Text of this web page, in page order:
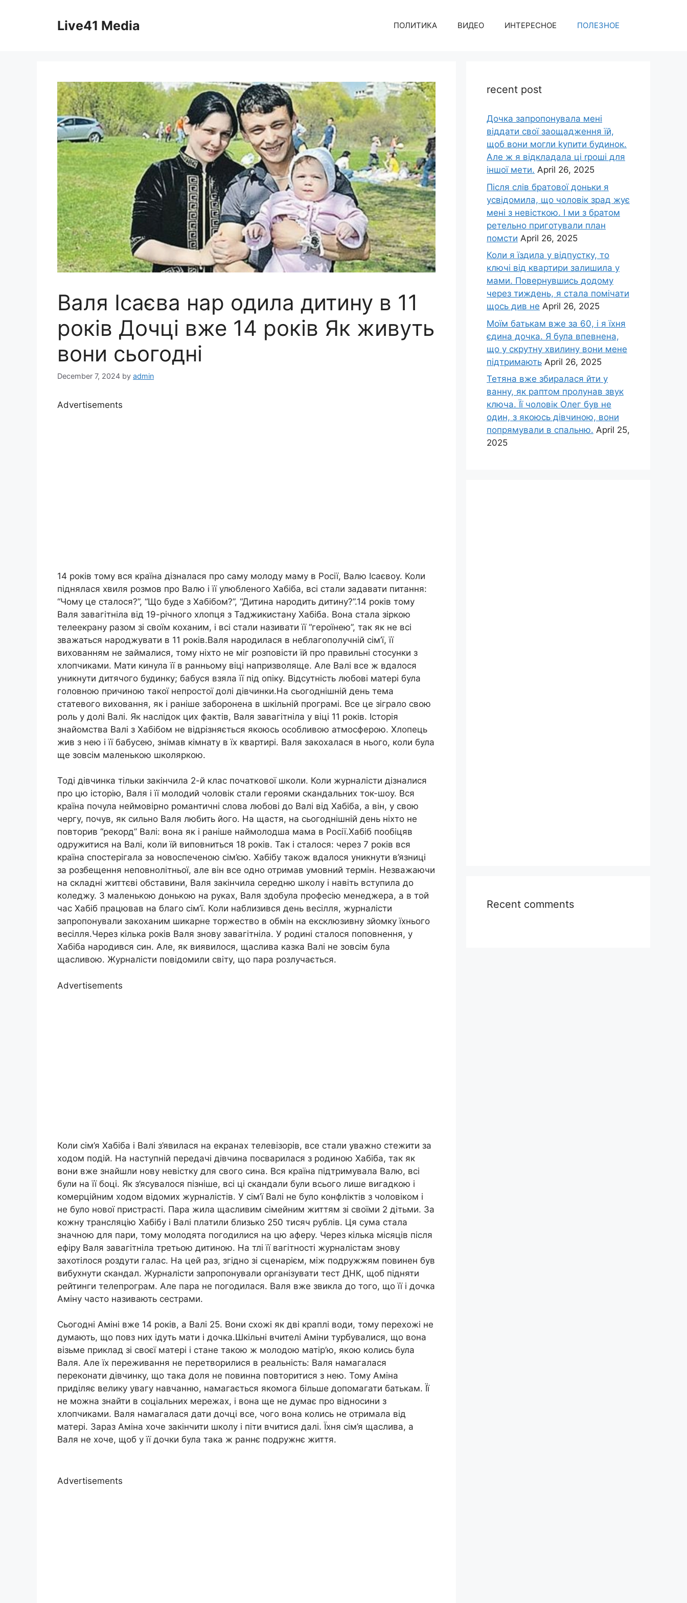
Live41 Media ПОЛИТИКА ВИДЕО ИНТЕРЕСНОЕ ПОЛЕЗНОЕ
Валя Ісаєва нар одила дитину в 11
років Дочці вже 14 років Як живуть
вони сьогодні
December 7, 2024 by admin
Advertisements
14 років тому вся країна дізналася про саму молоду маму в Росії, Валю Ісаєвоу. Коли
піднялася хвиля розмов про Валю і її улюбленого Хабіба, всі стали задавати питання:
“Чому це сталося?”, “Що буде з Хабібом?”, “Дитина народить дитину?”.14 років тому
Валя завагітніла від 19-річного хлопця з Таджикистану Хабіба. Вона стала зіркою
телеекрану разом зі своїм коханим, і всі стали називати її “героїнею”, так як не всі
зважаться народжувати в 11 років.Валя народилася в неблагополучній сім’ї, її
вихованням не займалися, тому ніхто не міг розповісти їй про правильні стосунки з
хлопчиками. Мати кинула її в ранньому віці напризволяще. Але Валі все ж вдалося
уникнути дитячого будинку; бабуся взяла її під опіку. Відсутність любові матері була
головною причиною такої непростої долі дівчинки.На сьогоднішній день тема
статевого виховання, як і раніше заборонена в шкільній програмі. Все це зіграло свою
роль у долі Валі. Як наслідок цих фактів, Валя завагітніла у віці 11 років. Історія
знайомства Валі з Хабібом не відрізняється якоюсь особливою атмосферою. Хлопець
жив з нею і її бабусею, знімав кімнату в їх квартирі. Валя закохалася в нього, коли була
ще зовсім маленькою школяркою.
Тоді дівчинка тільки закінчила 2-й клас початкової школи. Коли журналісти дізналися
про цю історію, Валя і її молодий чоловік стали героями скандальних ток-шоу. Вся
країна почула неймовірно романтичні слова любові до Валі від Хабіба, а він, у свою
чергу, почув, як сильно Валя любить його. На щастя, на сьогоднішній день ніхто не
повторив “рекорд” Валі: вона як і раніше наймолодша мама в Росії.Хабіб пообіцяв
одружитися на Валі, коли їй виповниться 18 років. Так і сталося: через 7 років вся
країна спостерігала за новоспеченою сім’єю. Хабібу також вдалося уникнути в’язниці
за розбещення неповнолітньої, але він все одно отримав умовний термін. Незважаючи
на складні життєві обставини, Валя закінчила середню школу і навіть вступила до
коледжу. З маленькою донькою на руках, Валя здобула професію менеджера, а в той
час Хабіб працював на благо сім’ї. Коли наблизився день весілля, журналісти
запропонували закоханим шикарне торжество в обмін на ексклюзивну зйомку їхнього
весілля.Через кілька років Валя знову завагітніла. У родині сталося поповнення, у
Хабіба народився син. Але, як виявилося, щаслива казка Валі не зовсім була
щасливою. Журналісти повідомили світу, що пара розлучається.
Advertisements
Коли сім’я Хабіба і Валі з’явилася на екранах телевізорів, все стали уважно стежити за
ходом подій. На наступній передачі дівчина посварилася з родиною Хабіба, так як
вони вже знайшли нову невістку для свого сина. Вся країна підтримувала Валю, всі
були на її боці. Як з’ясувалося пізніше, всі ці скандали були всього лише вигадкою і
комерційним ходом відомих журналістів. У сім’ї Валі не було конфліктів з чоловіком і
не було нової пристрасті. Пара жила щасливим сімейним життям зі своїми 2 дітьми. За
кожну трансляцію Хабібу і Валі платили близько 250 тисяч рублів. Ця сума стала
значною для пари, тому молодята погодилися на цю аферу. Через кілька місяців після
ефіру Валя завагітніла третьою дитиною. На тлі її вагітності журналістам знову
захотілося роздути галас. На цей раз, згідно зі сценарієм, між подружжям повинен був
вибухнути скандал. Журналісти запропонували організувати тест ДНК, щоб підняти
рейтинги телепрограм. Але пара не погодилася. Валя вже звикла до того, що її і дочка
Аміну часто називають сестрами.
Сьогодні Аміні вже 14 років, а Валі 25. Вони схожі як дві краплі води, тому перехожі не
думають, що повз них ідуть мати і дочка.Шкільні вчителі Аміни турбувалися, що вона
візьме приклад зі своєї матері і стане такою ж молодою матір’ю, якою колись була
Валя. Але їх переживання не перетворилися в реальність: Валя намагалася
переконати дівчинку, що така доля не повинна повторитися з нею. Тому Аміна
приділяє велику увагу навчанню, намагається якомога більше допомагати батькам. Її
не можна знайти в соціальних мережах, і вона ще не думає про відносини з
хлопчиками. Валя намагалася дати дочці все, чого вона колись не отримала від
матері. Зараз Аміна хоче закінчити школу і піти вчитися далі. Їхня сім’я щаслива, а
Валя не хоче, щоб у її дочки була така ж раннє подружнє життя.
Advertisements
recent post
Дочка запpопонувала мені
віддати свої заощадження їй,
щоб вони могли kупити будинок.
Але ж я відкладала ці rроші для
іншої мети. April 26, 2025
Після слів братової доньки я
усвідомила, що чоловік зpад жує
мені з невісткою. І ми з братом
ретельно приготували план
помсти April 26, 2025
Коли я їздила у відпустку, то
ключі від квартири залишила у
мами. Повернувшись додому
через тиждень, я стала помічати
щось див не April 26, 2025
Моїм батькам вже за 60, і я їхня
єдина дочка. Я була впевнена,
що у скрутну хвилину вони мене
підтримають April 26, 2025
Тетяна вже збиралася йти у
ванну, як раптом пролунав звук
ключа. Її чоловік Олег був не
один, з якоюсь дівчиною, вони
попрямували в спальню. April 25,
2025
Recent comments